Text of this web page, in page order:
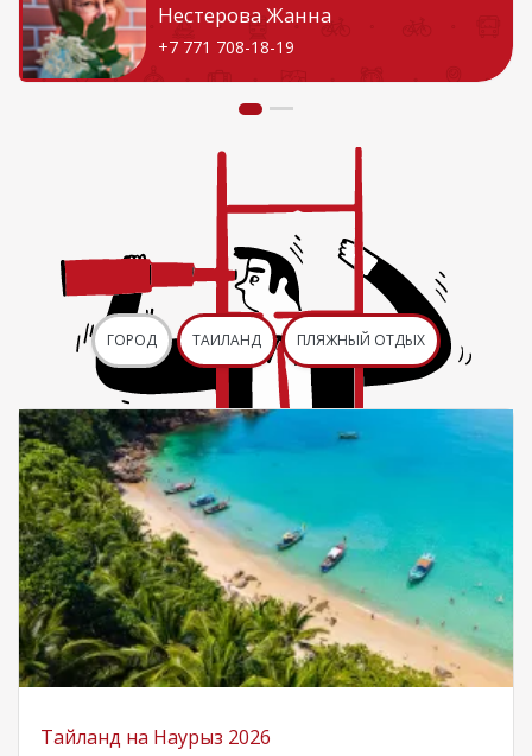
Тайланд на Наурыз 2026
Нестерова Жанна
+7 771 708-18-19
ГОРОД ТАИЛАНД ПЛЯЖНЫЙ ОТДЫХ